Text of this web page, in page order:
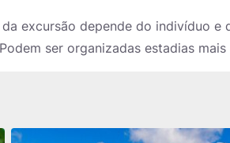
excursão depende do indivíduo
ser organizadas estadias